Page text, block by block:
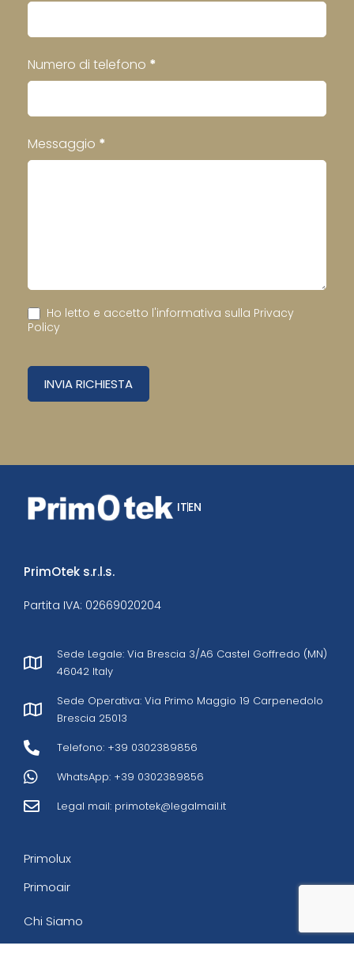
Numero di telefono *
Messaggio *
Ho letto e accetto l'informativa sulla Privacy
Policy
INVIA RICHIESTA
ITEN
PrimOtek s.r.l.s.
Partita IVA: 02669020204
Sede Legale: Via Brescia 3/A6 Castel Goffredo (MN)
46042 Italy
Sede Operativa: Via Primo Maggio 19 Carpenedolo
Brescia 25013
Telefono: +39 0302389856
WhatsApp: +39 0302389856
Legal mail: primotek@legalmail.it
Primolux
Primoair
Chi Siamo
Download